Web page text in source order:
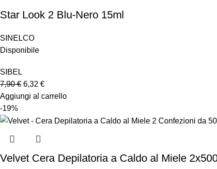
Star Look 2 Blu-Nero 15ml
SINELCO
Disponibile
SIBEL
7,90€ 6,32 €
Aggiungi al carrello
-19%
Velvet Cera Depilatoria a Caldo al Miele